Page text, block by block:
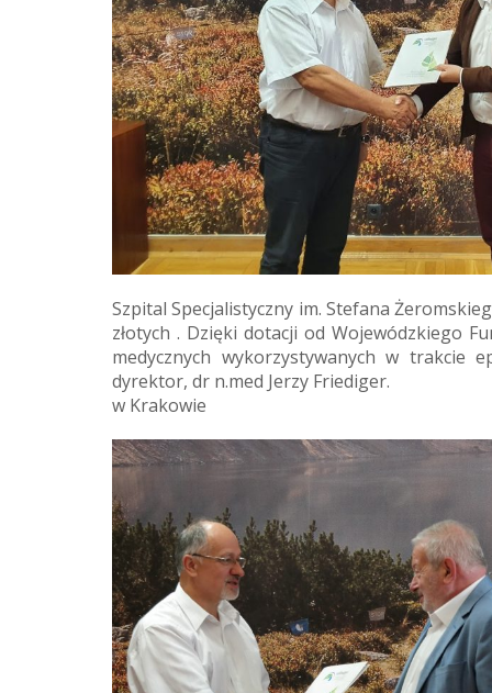
Szpital Specjalistyczny im. Stefana
złotych . Dzięki dotacji od Wojewódzkiego
medycznych wykorzystywanych w trakcie
dyrektor, dr n.med Jerzy Friediger.
w Krakowie